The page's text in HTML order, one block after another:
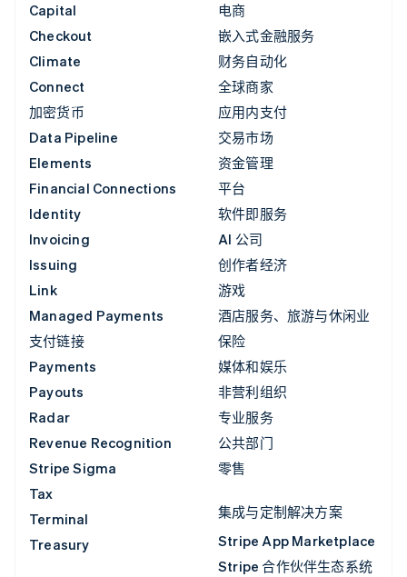
Capital
Checkout
Climate
Connect
加密货币
Data Pipeline
Elements
Financial Connections
Identity
Invoicing
Issuing
Link
Managed Payments
支付链接
Payments
Payouts
Radar
Revenue Recognition
Stripe Sigma
Tax
Terminal
Treasury
电商
嵌入式金融服务
财务自动化
全球商家
应用内支付
交易市场
资金管理
平台
软件即服务
AI 公司
创作者经济
游戏
酒店服务、旅游与休闲业
保险
媒体和娱乐
非营利组织
专业服务
公共部门
零售
集成与定制解决方案
Stripe App Marketplace
Stripe 合作伙伴生态系统